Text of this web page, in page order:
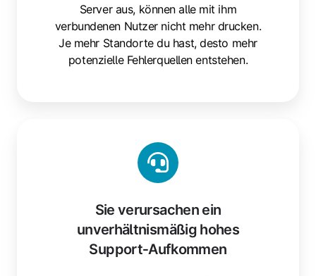
Server aus, können alle mit ihm
verbundenen Nutzer nicht mehr drucken.
Je mehr Standorte du hast, desto mehr
potenzielle Fehlerquellen entstehen.
Sie verursachen ein
unverhältnismäßig hohes
Support‑Aufkommen
verursachen
ein
unverhältnismäßig
Support‑Aufkommen